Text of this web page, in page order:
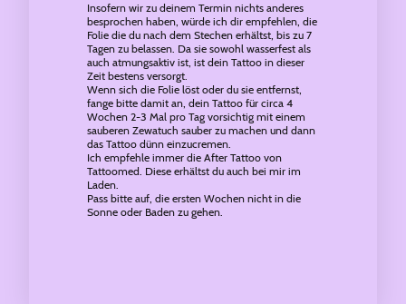
Insofern wir zu deinem Termin nichts anderes
besprochen haben, würde ich dir empfehlen, die
Folie die du nach dem Stechen erhältst, bis zu 7
Tagen zu belassen. Da sie sowohl wasserfest als
auch atmungsaktiv ist, ist dein Tattoo in dieser
Zeit bestens versorgt.
Wenn sich die Folie löst oder du sie entfernst,
fange bitte damit an, dein Tattoo für circa 4
Wochen 2-3 Mal pro Tag vorsichtig mit einem
sauberen Zewatuch sauber zu machen und dann
das Tattoo dünn einzucremen.
Ich empfehle immer die After Tattoo von
Tattoomed. Diese erhältst du auch bei mir im
Laden.
Pass bitte auf, die ersten Wochen nicht in die
Sonne oder Baden zu gehen.